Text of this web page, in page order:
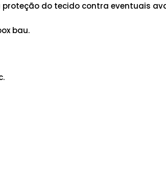
do tecido contra eventuais
bau.